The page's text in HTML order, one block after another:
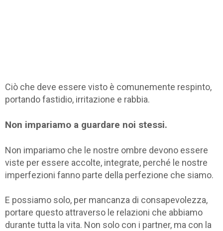
Ciò che deve essere visto è comunemente respinto,
portando fastidio, irritazione e rabbia.
Non impariamo a guardare noi stessi.
Non impariamo che le nostre ombre devono essere
viste per essere accolte, integrate, perché le nostre
imperfezioni fanno parte della perfezione che siamo.
E possiamo solo, per mancanza di consapevolezza,
portare questo attraverso le relazioni che abbiamo
durante tutta la vita. Non solo con i partner, ma con la